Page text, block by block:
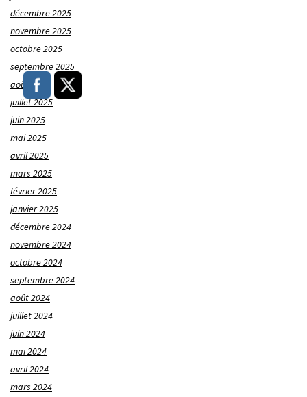
décembre 2025
novembre 2025
octobre 2025
septembre 2025
août 2025
juillet 2025
juin 2025
mai 2025
avril 2025
mars 2025
février 2025
janvier 2025
décembre 2024
novembre 2024
octobre 2024
septembre 2024
août 2024
juillet 2024
juin 2024
mai 2024
avril 2024
mars 2024